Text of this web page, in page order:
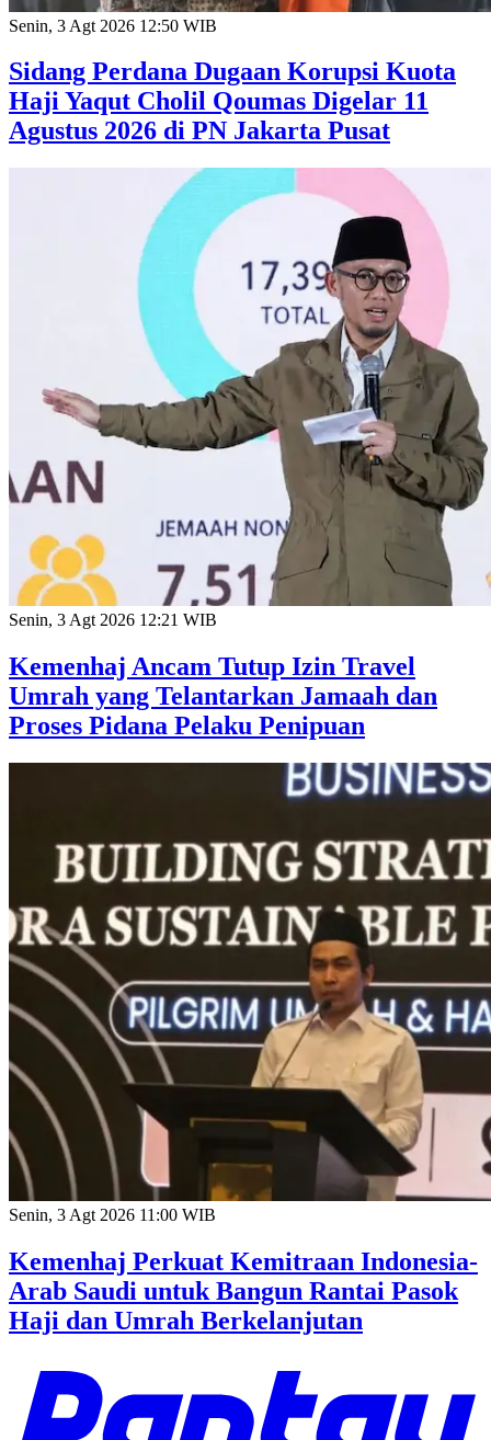
Senin, 3 Agt 2026 12:50 WIB
Sidang Perdana Dugaan Korupsi Kuota
Haji Yaqut Cholil Qoumas Digelar 11
Agustus 2026 di PN Jakarta Pusat
Senin, 3 Agt 2026 12:21 WIB
Kemenhaj Ancam Tutup Izin Travel
Umrah yang Telantarkan Jamaah dan
Proses Pidana Pelaku Penipuan
Senin, 3 Agt 2026 11:00 WIB
Kemenhaj Perkuat Kemitraan Indonesia-
Arab Saudi untuk Bangun Rantai Pasok
Haji dan Umrah Berkelanjutan